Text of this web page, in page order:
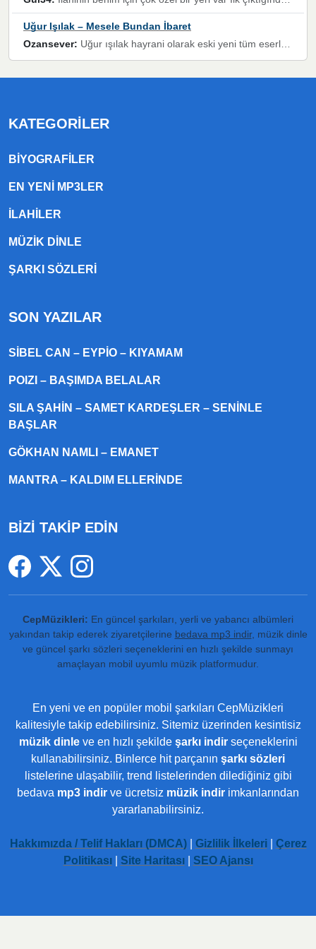
Uğur Işılak – Mesele Bundan İbaret
Ozansever: Uğur ışılak hayrani olarak eski yeni tüm eserlerini keyifle huzurla dinleyenlerden birisiyim, emeğine saygı duyan gönül veren bunu en güzel şekilde sevenlerine ulaştıran siz değerli sayfa yöneticilerine de teşekkür ederim
KATEGORILER
BIYOGRAFILER
EN YENI MP3LER
ILAHILER
MÜZIK DINLE
ŞARKI SÖZLERI
SON YAZILAR
SIBEL CAN – EYPIO – KIYAMAM
POIZI – BAŞIMDA BELALAR
SILA ŞAHIN – SAMET KARDEŞLER – SENINLE
BAŞLAR
GÖKHAN NAMLI – EMANET
MANTRA – KALDIM ELLERINDE
BİZİ TAKİP EDİN
CepMüzikleri: En güncel şarkıları, yerli ve yabancı albümleri
yakından takip ederek ziyaretçilerine bedava mp3 indir, müzik dinle
ve güncel şarkı sözleri seçeneklerini en hızlı şekilde sunmayı
amaçlayan mobil uyumlu müzik platformudur.
En yeni ve en popüler mobil şarkıları CepMüzikleri
kalitesiyle takip edebilirsiniz. Sitemiz üzerinden kesintisiz
müzik dinleve en hızlı şekilde şarkı indirseçeneklerini
kullanabilirsiniz. Binlerce hit parçanın şarkı sözleri
listelerine ulaşabilir, trend listelerinden dilediğiniz gibi
bedava mp3 indir ve ücretsiz müzik indir imkanlarından
yararlanabilirsiniz.
Hakkımızda / Telif Hakları (DMCA)| Gizlilik İlkeleri| Çerez
Politikası| Site Haritası| SEO Ajansı